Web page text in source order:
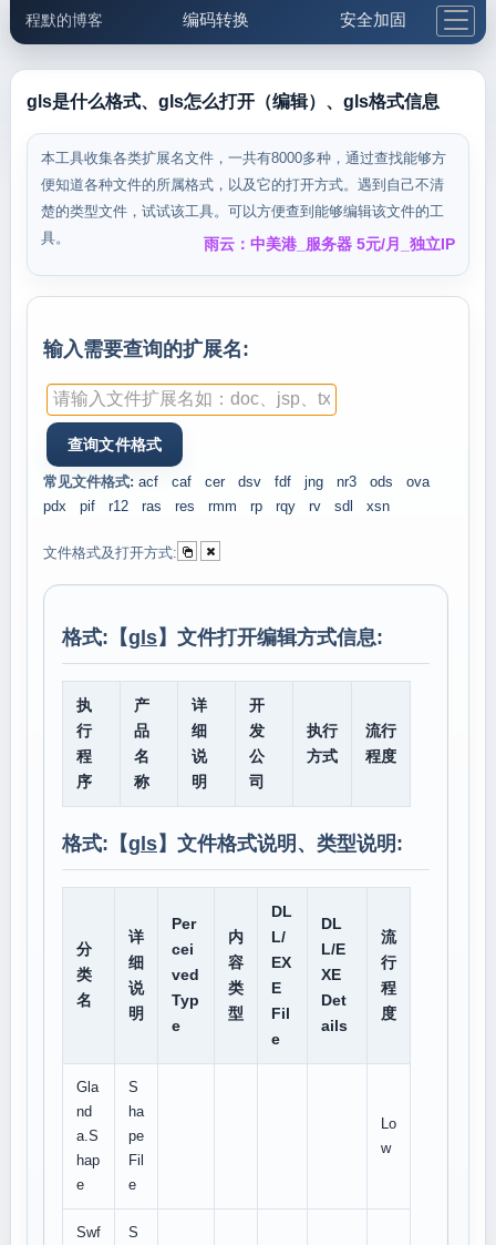
程默的博客 编码转换 安全加固
邮件工具 生活便民 更多工具
5.1支付宝大红包
gls是什么格式、gls怎么打开（编辑）、gls格式信息
本工具收集各类扩展名文件，一共有8000多种，通过查找能够方
便知道各种文件的所属格式，以及它的打开方式。遇到自己不清
楚的类型文件，试试该工具。可以方便查到能够编辑该文件的工
具。
雨云：中美港_服务器 5元/月_独立IP
输入需要查询的扩展名:
常见文件格式: acf caf cer dsv fdf jng nr3 ods
ova
pdx
pif r12 ras res rmm rp rqy rv sdl xsn
文件格式及打开方式:
格式:【gls】文件打开编辑方式信息:
执
行
程
序
产
品
名
称
详
细
说
明
开
发
公
司
执行
方式
流行
程度
格式:【gls】文件格式说明、类型说明:
分
类
名
详
细
说
明
Per
cei
ved
Typ
e
内
容
类
型
DL
L/
EX
E
Fil
e
DL
L/E
XE
Det
ails
流
行
程
度
Gla
nd
a.S
hap
e
S
ha
pe
Fil
e
Lo
w
Swf
S